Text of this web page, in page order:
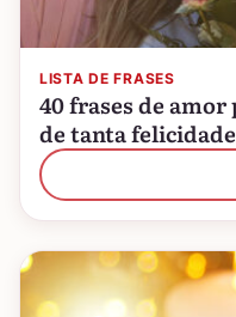
LISTA DE FRASES
40 frases de
de tanta felicidade